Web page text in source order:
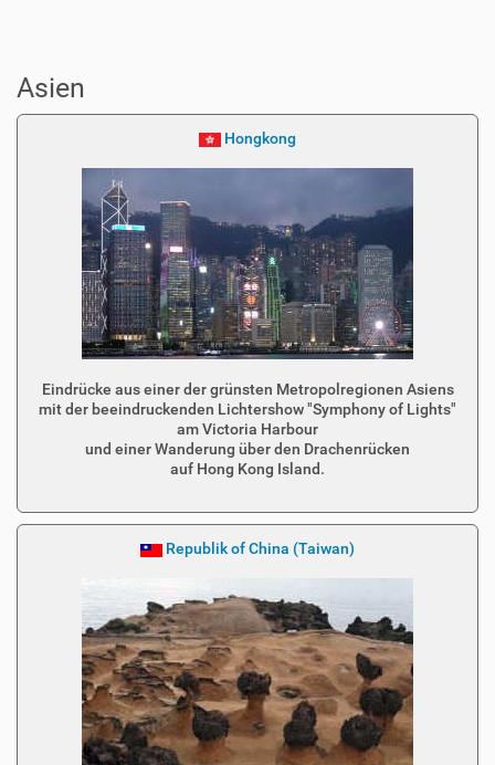
Asien
Hongkong
Eindrücke aus einer der grünsten Metropolregionen Asiens
mit der beeindruckenden Lichtershow "Symphony of Lights"
am Victoria Harbour
und einer Wanderung über den Drachenrücken
auf Hong Kong Island.
Republik of China (Taiwan)